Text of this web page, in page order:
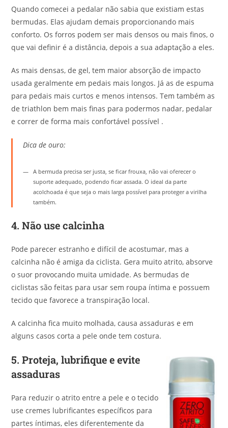
Quando comecei a pedalar não sabia que existiam estas
bermudas. Elas ajudam demais proporcionando mais
conforto. Os forros podem ser mais densos ou mais finos, o
que vai definir é a distância, depois a sua adaptação a eles.
As mais densas, de gel, tem maior absorção de impacto
usada geralmente em pedais mais longos. Já as de espuma
para pedais mais curtos e menos intensos. Tem também as
de triathlon bem mais finas para podermos nadar, pedalar
e correr de forma mais confortável possível .
Dica de ouro:
A bermuda precisa ser justa, se ficar frouxa, não vai oferecer o
suporte adequado, podendo ficar assada. O ideal da parte
acolchoada é que seja o mais larga possível para proteger a virilha
também.
4.Não use calcinha
Pode parecer estranho e difícil de acostumar, mas a
calcinha não é amiga da ciclista. Gera muito atrito, absorve
o suor provocando muita umidade. As bermudas de
ciclistas são feitas para usar sem roupa íntima e possuem
tecido que favorece a transpiração local.
A calcinha fica muito molhada, causa assaduras e em
alguns casos corta a pele onde tem costura.
5.Proteja, lubrifiquee evite
assaduras
Para reduzir o atrito entre a pele e o tecido
use cremes lubrificantes específicos para
partes íntimas, eles diferentemente da